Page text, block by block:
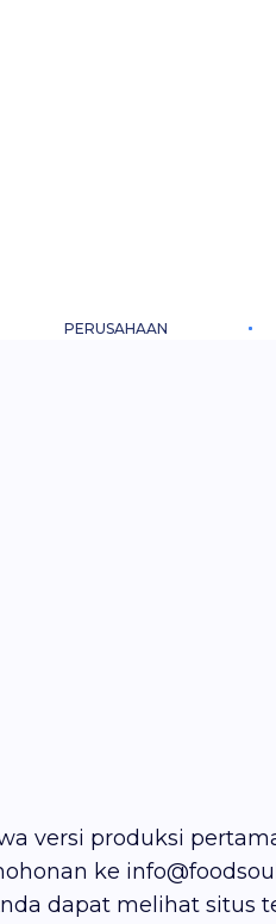
PERUSAHAAN
versi produksi
ke
dapat melihat situs